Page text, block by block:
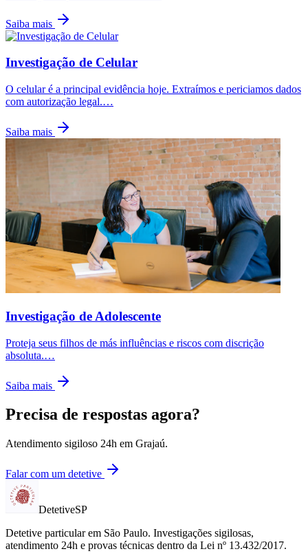
Saiba mais
Investigação de Celular
O celular é a principal evidência hoje. Extraímos e periciamos dados
com autorização legal.…
Saiba mais
Investigação de Adolescente
Proteja seus filhos de más influências e riscos com discrição
absoluta.…
Saiba mais
Precisa de respostas agora?
Atendimento sigiloso 24h em Grajaú.
Falar com um detetive
DetetiveSP
Detetive particular em São Paulo. Investigações sigilosas,
atendimento 24h e provas técnicas dentro da Lei nº 13.432/2017.